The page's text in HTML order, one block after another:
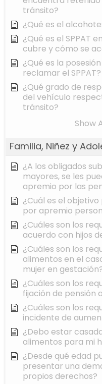
tránsito?
¿Qué es el
¿Qué es el SPPAT
cubre y cómo se
¿Qué es la
reclamar el SPPAT?
¿Qué grado de
del vehículo
tránsito?
Show
Familia, Niñez y
¿A los obligados
mayores, se les
apremio por las
¿Cuál es el
por apremio
¿Cuáles son los
acuerdo con hijos
¿Cuáles son los
alimentos en el
mujer en
¿Cuáles son los
fijación de pensión
¿Cuáles son los
incidente de
¿Debo estar
alimentos para mi
¿Desde qué edad
presentar una
propios derechos?